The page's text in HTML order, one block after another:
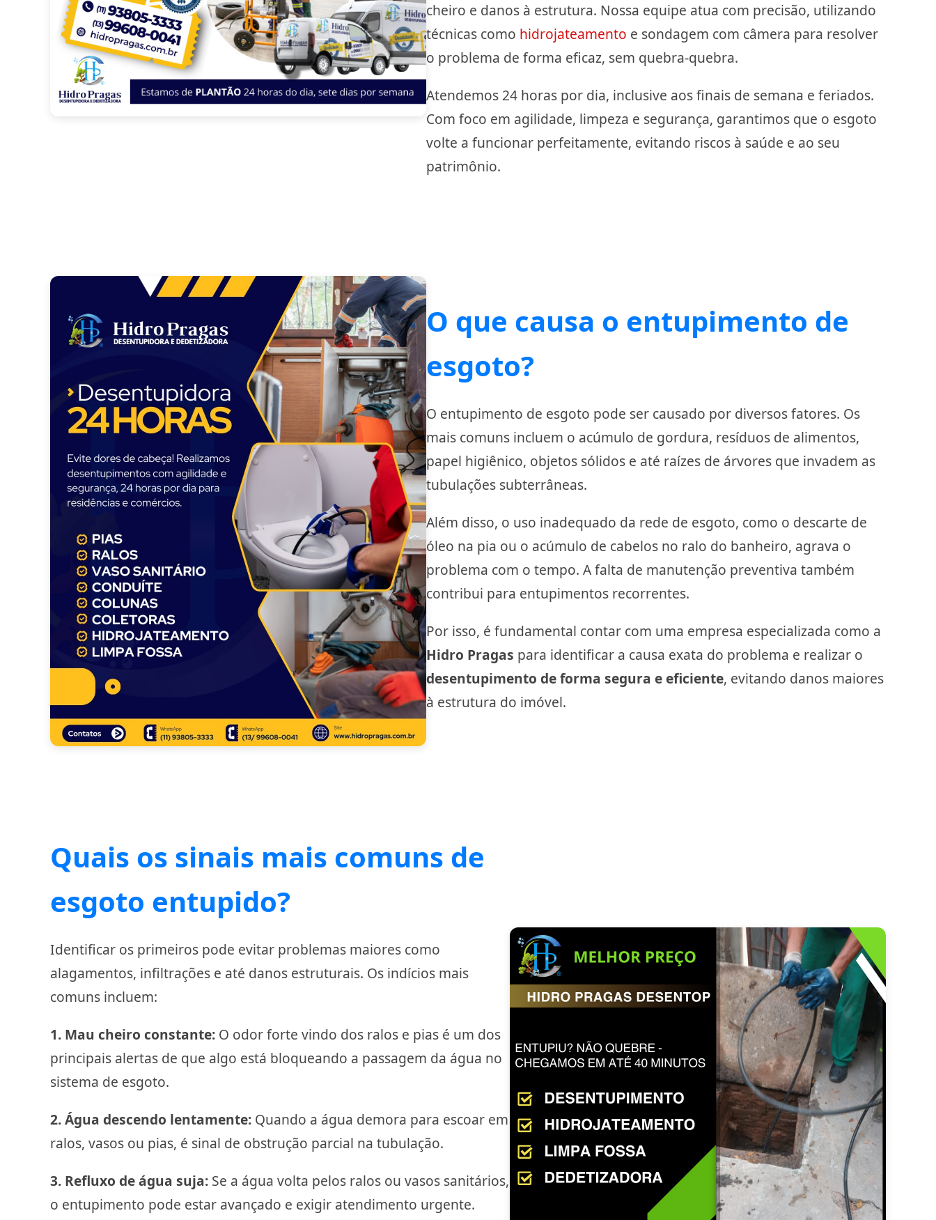
cheiro e danos à estrutura. Nossa equipe atua com precisão, utilizando
técnicas como hidrojateamento e sondagem com câmera para resolver
o problema de forma eficaz, sem quebra-quebra.
Atendemos 24 horas por dia, inclusive aos finais de semana e feriados.
Com foco em agilidade, limpeza e segurança, garantimos que o esgoto
volte a funcionar perfeitamente, evitando riscos à saúde e ao seu
patrimônio.
O que causa o entupimento de
esgoto?
O entupimento de esgoto pode ser causado por diversos fatores. Os
mais comuns incluem o acúmulo de gordura, resíduos de alimentos,
papel higiênico, objetos sólidos e até raízes de árvores que invadem as
tubulações subterrâneas.
Além disso, o uso inadequado da rede de esgoto, como o descarte de
óleo na pia ou o acúmulo de cabelos no ralo do banheiro, agrava o
problema com o tempo. A falta de manutenção preventiva também
contribui para entupimentos recorrentes.
Por isso, é fundamental contar com uma empresa especializada como a
Hidro Pragas para identificar a causa exata do problema e realizar o
desentupimento de forma segura e eficiente, evitando danos maiores
à estrutura do imóvel.
Quais os sinais mais comuns de
esgoto entupido?
Identificar os primeiros pode evitar problemas maiores como
alagamentos, infiltrações e até danos estruturais. Os indícios mais
comuns incluem:
1. Mau cheiro constante: O odor forte vindo dos ralos e pias é um dos
principais alertas de que algo está bloqueando a passagem da água no
sistema de esgoto.
2. Água descendo lentamente: Quando a água demora para escoar em
ralos, vasos ou pias, é sinal de obstrução parcial na tubulação.
3. Refluxo de água suja: Se a água volta pelos ralos ou vasos sanitários,
o entupimento pode estar avançado e exigir atendimento urgente.